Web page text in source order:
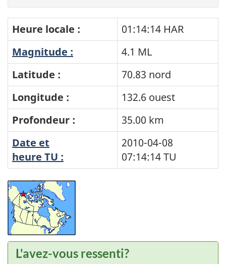
Heure locale :
01:14:14 HAR
Magnitude :
4.1 ML
Latitude :
70.83 nord
Longitude :
132.6 ouest
Profondeur :
35.00 km
Date et
heure TU :
2010-04-08
07:14:14TU
L'avez-vous ressenti?